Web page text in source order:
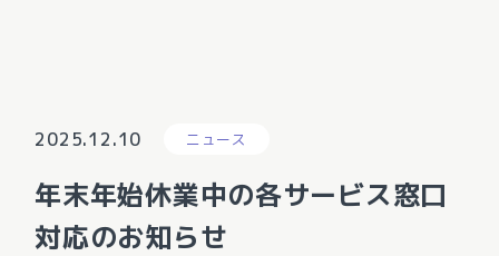
2025.12.10 ニュース
年末年始休業中の各サービス窓口
対応のお知らせ